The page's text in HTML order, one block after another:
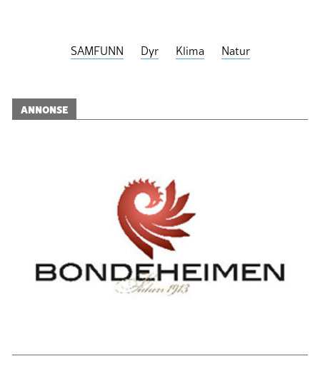
SAMFUNN Dyr Klima Natur
ANNONSE